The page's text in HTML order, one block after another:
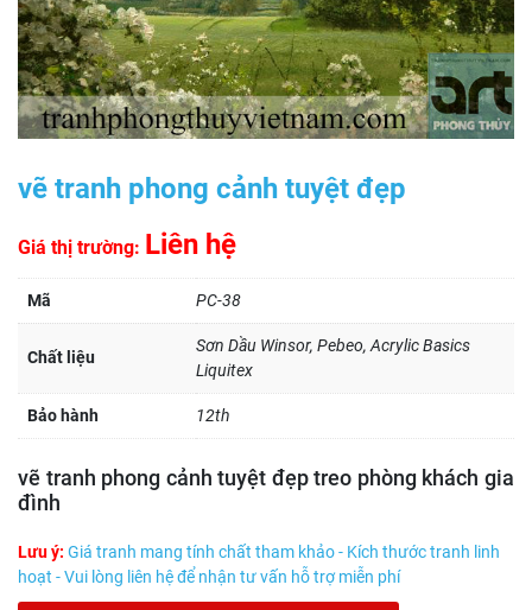
vẽ tranh phong cảnh tuyệt đẹp
Giá thị trường: Liên hệ
Mã PC-38
Chất liệu
Sơn Dầu Winsor, Pebeo, Acrylic Basics
Liquitex
Bảo hành 12th
vẽ tranh phong cảnh tuyệt đẹp treo phòng khách gia
đình
Lưu ý: Giá tranh mang tính chất tham khảo - Kích thước tranh linh
hoạt - Vui lòng liên hệ để nhận tư vấn hỗ trợ miễn phí